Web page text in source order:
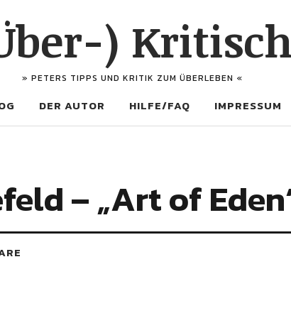
)
» PETERS TIPPS UND KRITIK ZUM ÜBERLEBEN «
DER AUTOR HILFE/FAQ IMPRESSUM
– „Art of